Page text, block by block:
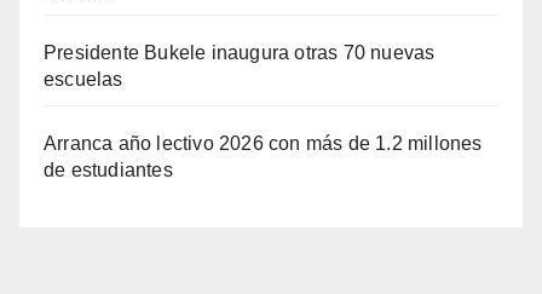
Presidente Bukele inaugura otras 70 nuevas
escuelas
Arranca año lectivo 2026 con más de 1.2 millones
de estudiantes